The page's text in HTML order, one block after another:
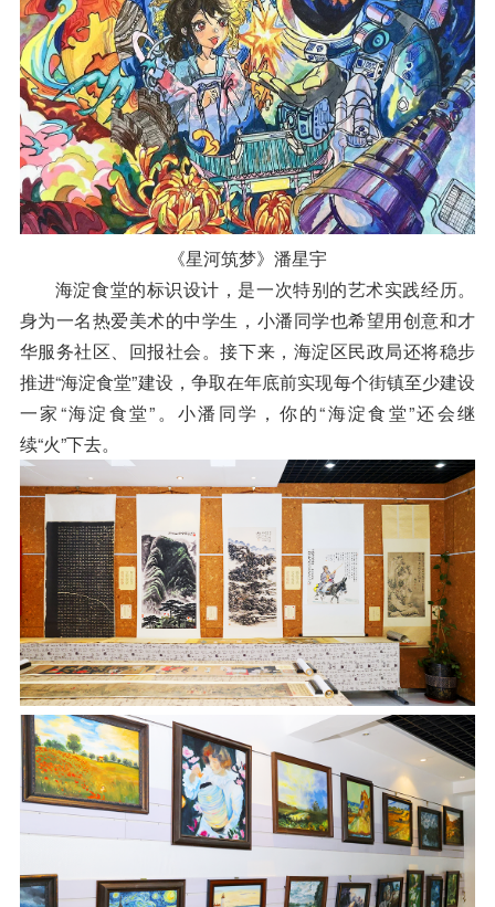
《星河筑梦》潘星宇
海淀食堂的标识设计，是一次特别的艺术实践经历。
身为一名热爱美术的中学生，小潘同学也希望用创意和才
华服务社区、回报社会。接下来，海淀区民政局还将稳步
推进“海淀食堂”建设，争取在年底前实现每个街镇至少建设
一家“海淀食堂”。小潘同学，你的“海淀食堂”还会继
续“火”下去。